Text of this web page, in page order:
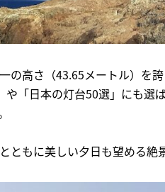
の高さ（43.65メートル）を
や「日本の灯台50選」にも
ともに美しい夕日も望める絶